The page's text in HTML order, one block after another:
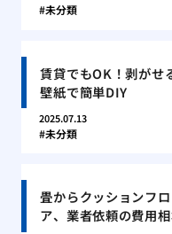
未分類
賃貸でもOK！剥がせ
壁紙で簡単DIY
2025.07.13
未分類
畳からクッションフロ
ア、業者依頼の費用